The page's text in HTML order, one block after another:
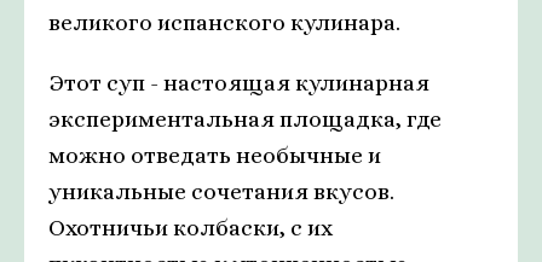
великого испанского кулинара.
Этот суп - настоящая кулинарная
экспериментальная площадка, где
можно отведать необычные и
уникальные сочетания вкусов.
Охотничьи колбаски, с их